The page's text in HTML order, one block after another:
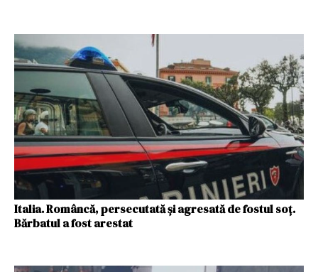
Italia. Româncă, persecutată și agresată de fostul soț.
Bărbatul a fost arestat